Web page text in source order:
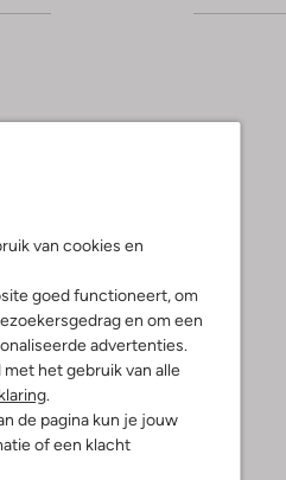
van cookies en
goed functioneert, om
en om een
advertenties.
het gebruik van alle
.
de pagina kun je jouw
of een klacht